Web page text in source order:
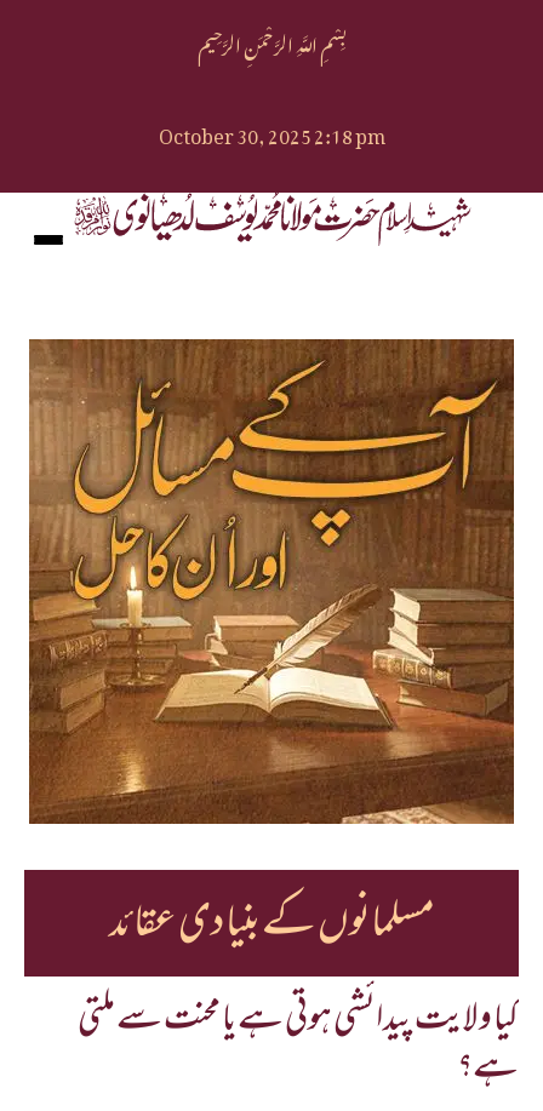
بِسْمِ اللَّهِ الرَّحْمَنِ الرَّحِيم
October 30, 2025 2:18 pm
مسلمانوں کے بنیادی عقائد
کیا ولایت پیدائشی ہوتی ہے یا محنت سے ملتی
ہے؟